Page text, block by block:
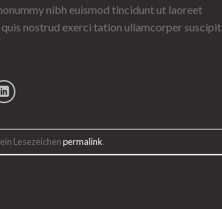
nibh euismod tincidunt ut laoreet
nostrud exerci tation ullamcorper suscipit
ein Lesezeichenpermalink.